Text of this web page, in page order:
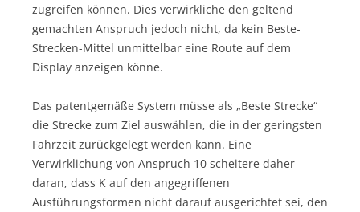
zugreifen können. Dies verwirkliche den geltend
gemachten Anspruch jedoch nicht, da kein Beste-
Strecken-Mittel unmittelbar eine Route auf dem
Display anzeigen könne.
Das patentgemäße System müsse als „Beste Strecke“
die Strecke zum Ziel auswählen, die in der geringsten
Fahrzeit zurückgelegt werden kann. Eine
Verwirklichung von Anspruch 10 scheitere daher
daran, dass K auf den angegriffenen
Ausführungsformen nicht darauf ausgerichtet sei, den